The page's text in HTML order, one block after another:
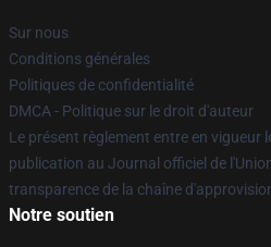
Sur nous
Conditions générales
Politiques de confidentialité
DMCA - Politique sur le droit d'auteur
Le présent règlement entre en vigueur
publication au Journal officiel de
transparence de la chaîne
Notre soutien